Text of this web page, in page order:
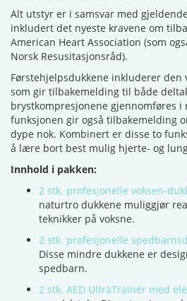
Alt utstyr er i samsvar med
inkludert det nyeste kravene om
American Heart Association (som
Norsk Resusitasjonsråd).
Førstehjelpsdukkene inkluderer den
som gir tilbakemelding til både
brystkompresjonene gjennomføres i
funksjonen gir også tilbakemelding
dype nok. Kombinert er disse to
å lære bort best mulig hjerte- og
Innhold i pakken:
2 stk. profesjonelle voksen-
naturtro dukkene muliggjør
teknikker på voksne.
2 stk. profesjonelle
Disse mindre dukkene er
spedbarn.
2 stk. AED UltraTrainer med